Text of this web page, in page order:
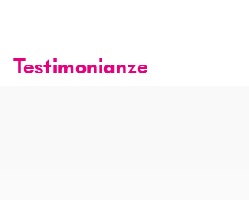
Testimonianze